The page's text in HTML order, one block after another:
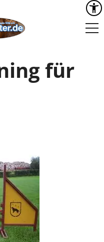
für